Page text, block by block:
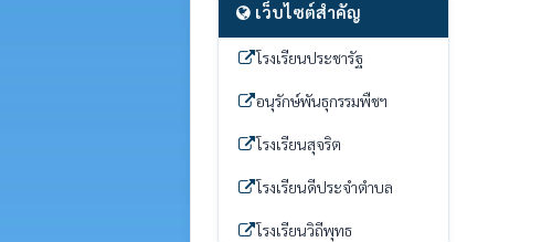
เว็บไซต์สำคัญ
โรงเรียนประชารัฐ
อนุรักษ์พันธุกรรมพืชฯ
โรงเรียนสุจริต
โรงเรียนดีประจำตำบล
โรงเรียนวิถีพุทธ